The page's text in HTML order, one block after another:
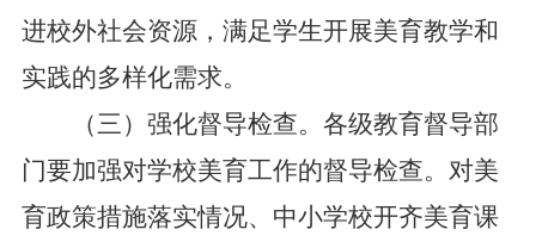
进校外社会资源，满足学生开展美育教学和
实践的多样化需求。
（三）强化督导检查。各级教育督导部
门要加强对学校美育工作的督导检查。对美
育政策措施落实情况、中小学校开齐美育课